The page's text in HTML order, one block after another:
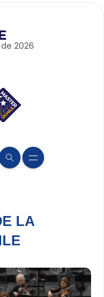
de 2026
LA